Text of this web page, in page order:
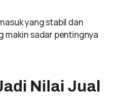
yang stabil dan
makin sadar pentingnya
Nilai Jual